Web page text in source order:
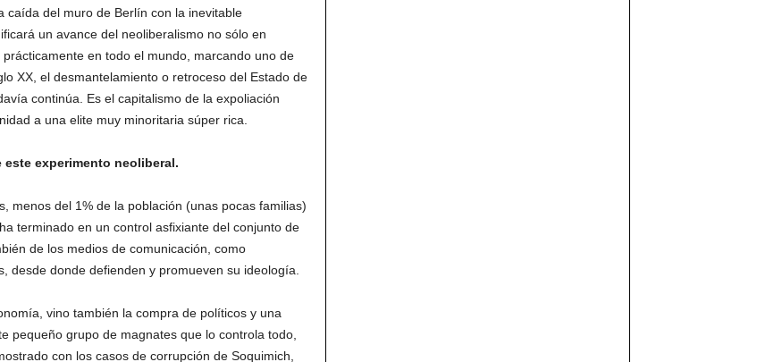
caída del muro de Berlín con la inevitable
un avance del neoliberalismo no sólo en
en todo el mundo, marcando uno de
XX, el desmantelamiento o retroceso del Estado de
continúa. Es el capitalismo de la expoliación
a una elite muy minoritaria súper rica.
experimento neoliberal.
menos del 1% de la población (unas pocas familias)
terminado en un control asfixiante del conjunto de
de los medios de comunicación, como
desde donde defienden y promueven su ideología.
vino también la compra de políticos y una
pequeño grupo de magnates que lo controla todo,
con los casos de corrupción de Soquimich,